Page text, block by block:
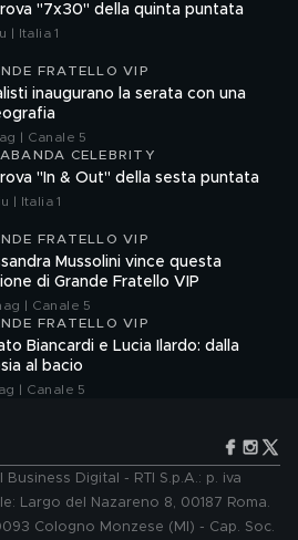
"7x30" della quinta puntata
| Italia 1
FRATELLO VIP
inaugurano la serata con una
| Canale 5
CELEBRITY
"In & Out" della sesta puntata
| Italia 1
FRATELLO VIP
Mussolini vince questa
di Grande Fratello VIP
| Canale 5
FRATELLO VIP
Biancardi e Lucia Ilardo: dalla
al bacio
| Canale 5
Digital - RTI S.p.A.: p. iva
Largo del Nazareno 8, 00187 Roma.
Cologno Monzese (MI) - Cap. Soc.